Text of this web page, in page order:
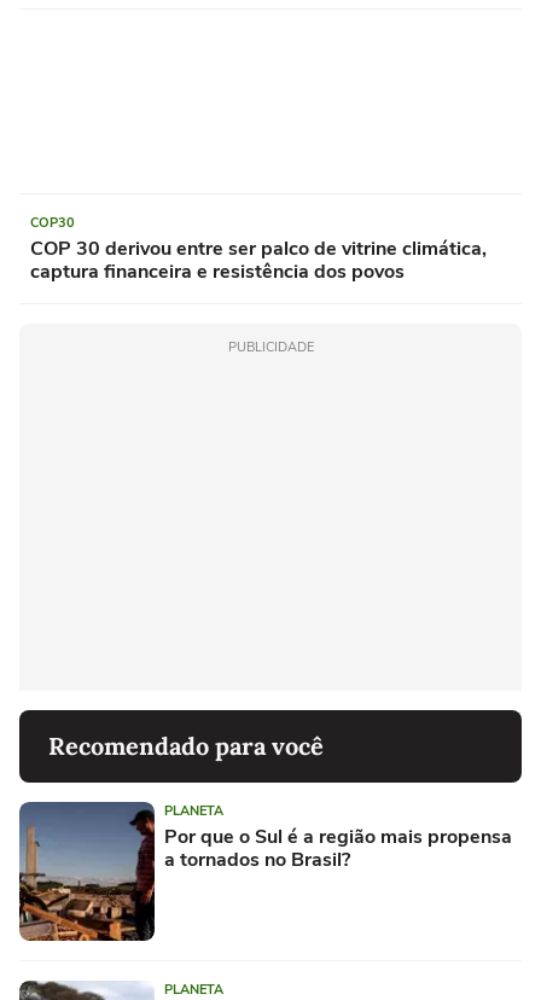
COP30
COP 30 derivou entre ser palco de vitrine climática,
captura financeira e resistência dos povos
PUBLICIDADE
Recomendado para você
PLANETA
Por que o Sul é a região mais propensa
a tornados no Brasil?
PLANETA